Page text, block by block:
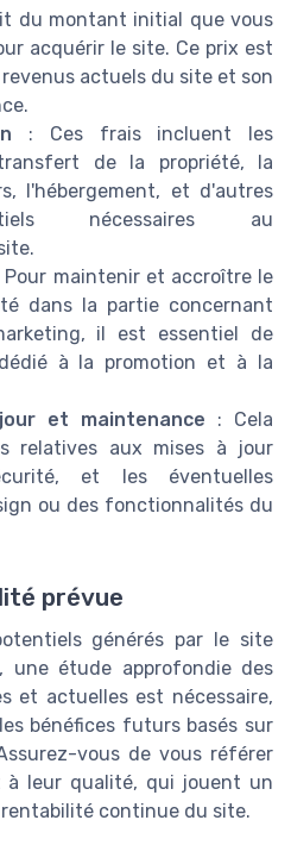
du montant initial que vous
acquérir le site. Ce prix est
actuels du site et son
: Ces frais incluent les
de la propriété, la
l'hébergement, et d'autres
nécessaires au
Pour maintenir et accroître le
dans la partie concernant
il est essentiel de
à la promotion et à la
et maintenance : Cela
relatives aux mises à jour
et les éventuelles
ou des fonctionnalités du
prévue
générés par le site
une étude approfondie des
et actuelles est nécessaire,
bénéfices futurs basés sur
vous de vous référer
à leur qualité, qui jouent un
continue du site.